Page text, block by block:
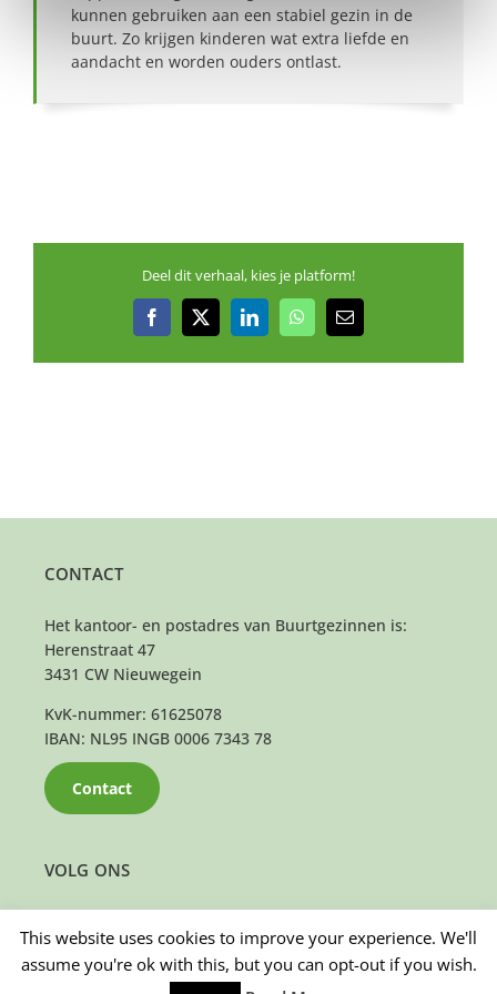
kunnen gebruiken aan een stabiel gezin in de
buurt. Zo krijgen kinderen wat extra liefde en
aandacht en worden ouders ontlast.
Deel dit verhaal, kies je platform!
Facebook
X LinkedInWhatsApp
E-
VOLG ONS
CONTACT
Het kantoor- en postadres van Buurtgezinnen is:
Herenstraat 47
3431 CW Nieuwegein
KvK-nummer: 61625078
IBAN: NL95 INGB 0006 7343 78
Contact
This website uses cookies to improve your experience. We'll
assume you're ok with this, but you can opt-out if you wish.